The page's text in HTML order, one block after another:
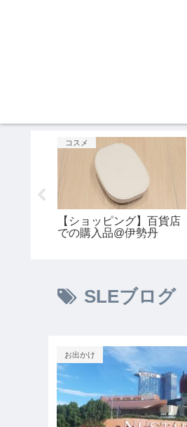
コスメ
【ショッピング】百貨店
での購入品@伊勢丹
SLEブログ
お出かけ